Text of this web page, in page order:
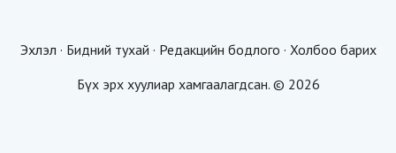
Эхлэл · Бидний тухай · Редакцийн бодлого · Холбоо барих
Бүх эрх хуулиар хамгаалагдсан. © 2026